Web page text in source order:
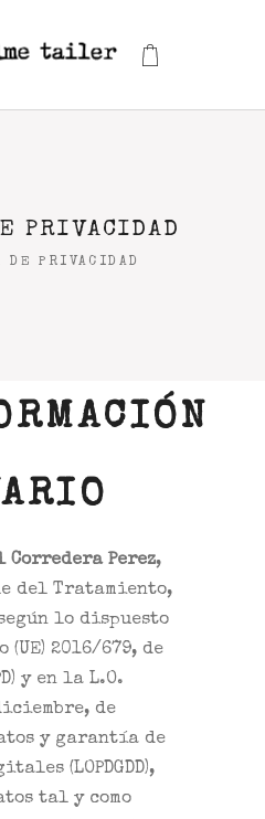
PRIVACIDAD
DE PRIVACIDAD
Corredera Perez,
del Tratamiento,
lo dispuesto
(UE) 2016/679, de
y en la L.O.
de
y garantía de
(LOPDGDD),
tal y como